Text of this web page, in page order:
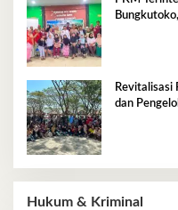
Revitalisasi
dan
Hukum & Kriminal